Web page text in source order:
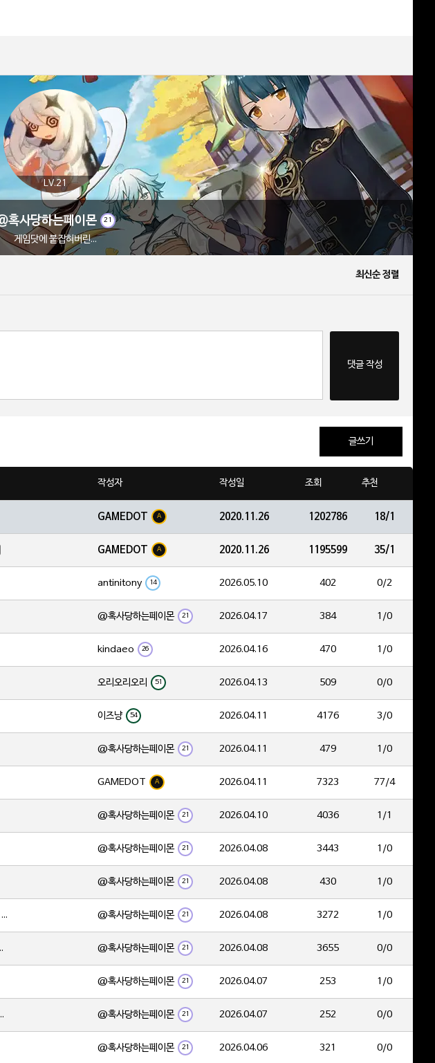
LV.21
혹사당하는페이몬 21
게임닷에 붙잡혀버린...
최신순 정렬
댓글 작성
글쓰기
작성자 작성일 조회 추천
GAMEDOT A 2020.11.26 1202786 18/1
GAMEDOT A 2020.11.26 1195599 35/1
antinitony 14 2026.05.10 402 0/2
@혹사당하는페이몬 21 2026.04.17 384 1/0
kindaeo 26 2026.04.16 470 1/0
오리오리오리 51 2026.04.13 509 0/0
이즈냥 54 2026.04.11 4176 3/0
@혹사당하는페이몬 21 2026.04.11 479 1/0
GAMEDOT A 2026.04.11 7323 77/4
@혹사당하는페이몬 21 2026.04.10 4036 1/1
@혹사당하는페이몬 21 2026.04.08 3443 1/0
@혹사당하는페이몬 21 2026.04.08 430 1/0
[소식] 「발자취를 따라」 웹이벤트 오픈! 「여섯 번째 달」 버전 신규 지역에서 모험을 이 @혹사당하는페이몬 21 2026.04.08 3272 1/0
째 달」 버전 업데이트 안내 @혹사당하는페이몬 21 2026.04.08 3655 0/0
@혹사당하는페이몬 21 2026.04.07 253 1/0
, 그리고 멈추지 않는 호기심!」 @혹사당하는페이몬 21 2026.04.07 252 0/0
@혹사당하는페이몬 21 2026.04.06 321 0/0